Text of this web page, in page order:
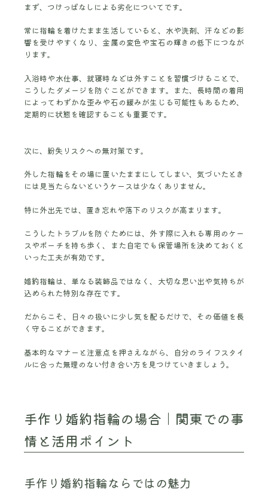
まず、つけっぱなしによる劣化についてです。
常に指輪を着けたまま生活していると、水や洗剤、汗などの影
響を受けやすくなり、金属の変色や宝石の輝きの低下につなが
ります。
入浴時や水仕事、就寝時などは外すことを習慣づけることで、
こうしたダメージを防ぐことができます。また、長時間の着用
によってわずかな歪みや石の緩みが生じる可能性もあるため、
定期的に状態を確認することも重要です。
次に、紛失リスクへの無対策です。
外した指輪をその場に置いたままにしてしまい、気づいたとき
には見当たらないというケースは少なくありません。
特に外出先では、置き忘れや落下のリスクが高まります。
こうしたトラブルを防ぐためには、外す際に入れる専用のケー
スやポーチを持ち歩く、また自宅でも保管場所を決めておくと
いった工夫が有効です。
婚約指輪は、単なる装飾品ではなく、大切な思い出や気持ちが
込められた特別な存在です。
だからこそ、日々の扱いに少し気を配るだけで、その価値を長
く守ることができます。
基本的なマナーと注意点を押さえながら、自分のライフスタイ
ルに合った無理のない付き合い方を見つけていきましょう。
手作り婚約指輪の場合｜関東での事
情と活用ポイント
手作り婚約指輪ならではの魅力